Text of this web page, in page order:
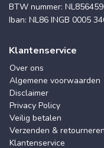
BTW nummer:
Iban: NL86 INGB 0005
Klantenservice
Over ons
Algemene voorwaarden
Disclaimer
Privacy Policy
Veilig betalen
Verzenden & retourneren
Klantenservice